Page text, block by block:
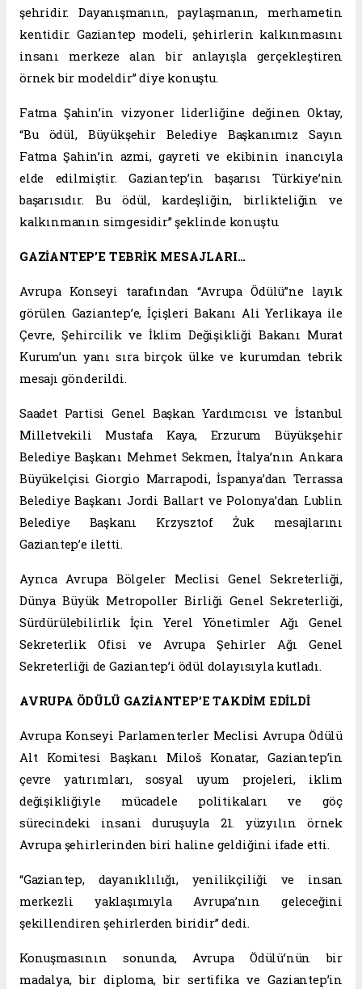
şehridir. Dayanışmanın, paylaşmanın, merhametin
kentidir. Gaziantep modeli, şehirlerin kalkınmasını
insanı merkeze alan bir anlayışla gerçekleştiren
örnek bir modeldir” diye konuştu.
Fatma Şahin’in vizyoner liderliğine değinen Oktay,
“Bu ödül, Büyükşehir Belediye Başkanımız Sayın
Fatma Şahin’in azmi, gayreti ve ekibinin inancıyla
elde edilmiştir. Gaziantep’in başarısı Türkiye’nin
başarısıdır. Bu ödül, kardeşliğin, birlikteliğin ve
kalkınmanın simgesidir” şeklinde konuştu.
GAZİANTEP’E TEBRİK MESAJLARI…
Avrupa Konseyi tarafından “Avrupa Ödülü”ne layık
görülen Gaziantep’e, İçişleri Bakanı Ali Yerlikaya ile
Çevre, Şehircilik ve İklim Değişikliği Bakanı Murat
Kurum’un yanı sıra birçok ülke ve kurumdan tebrik
mesajı gönderildi.
Saadet Partisi Genel Başkan Yardımcısı ve İstanbul
Milletvekili Mustafa Kaya, Erzurum Büyükşehir
Belediye Başkanı Mehmet Sekmen, İtalya’nın Ankara
Büyükelçisi Giorgio Marrapodi, İspanya’dan Terrassa
Belediye Başkanı Jordi Ballart ve Polonya’dan Lublin
Belediye Başkanı Krzysztof Żuk mesajlarını
Gaziantep’e iletti.
Ayrıca Avrupa Bölgeler Meclisi Genel Sekreterliği,
Dünya Büyük Metropoller Birliği Genel Sekreterliği,
Sürdürülebilirlik İçin Yerel Yönetimler Ağı Genel
Sekreterlik Ofisi ve Avrupa Şehirler Ağı Genel
Sekreterliği de Gaziantep’i ödül dolayısıyla kutladı.
AVRUPA ÖDÜLÜ GAZİANTEP’E TAKDİM EDİLDİ
Avrupa Konseyi Parlamenterler Meclisi Avrupa Ödülü
Alt Komitesi Başkanı Miloš Konatar, Gaziantep’in
çevre yatırımları, sosyal uyum projeleri, iklim
değişikliğiyle mücadele politikaları ve göç
sürecindeki insani duruşuyla 21. yüzyılın örnek
Avrupa şehirlerinden biri haline geldiğini ifade etti.
“Gaziantep, dayanıklılığı, yenilikçiliği ve insan
merkezli yaklaşımıyla Avrupa’nın geleceğini
şekillendiren şehirlerden biridir” dedi.
Konuşmasının sonunda, Avrupa Ödülü’nün bir
madalya, bir diploma, bir sertifika ve Gaziantep’in